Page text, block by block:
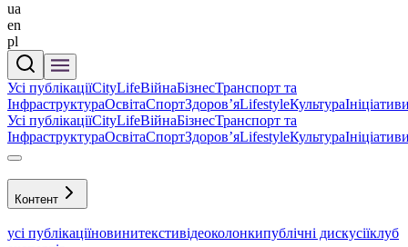
ua
en
pl
Усі публікаціїCityLifeВійнаБізнесТранспорт та
ІнфраструктураОсвітаСпортЗдоровʼяLifestyleКультура
Усі публікаціїCityLifeВійнаБізнесТранспорт та
ІнфраструктураОсвітаСпортЗдоровʼяLifestyleКультура
Контент
усі публікаціїновинитекстивідеоколонкипублічні дискусіїклуб